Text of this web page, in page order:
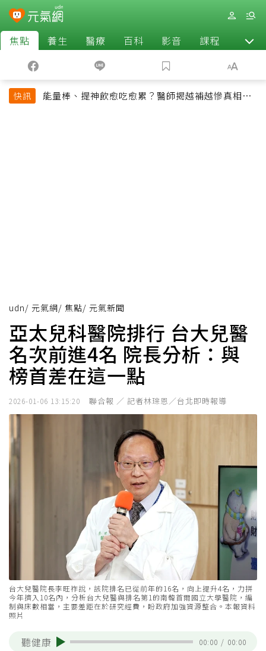
焦點 養生 醫療 百科 影音 課程 退休
快訊
能量棒、提神飲愈吃愈累？醫師揭越補越慘真相：
udn/ 元氣網/ 焦點/ 元氣新聞
亞太兒科醫院排行 台大兒醫
名次前進4名 院長分析：與
榜首差在這一點
2026-01-06 13:15:20 聯合報 ／ 記者林琮恩／台北即時報導
台大兒醫院長李旺祚說，該院排名已從前年的16名，向上提升4名，力拼
今年擠入10名內，分析台大兒醫與排名第1的南韓首爾國立大學醫院，編
制與床數相當，主要差距在於研究經費，盼政府加強資源整合。本報資料
照片
聽健康 00:00 / 00:00